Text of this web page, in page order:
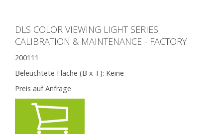
DLS COLOR VIEWING LIGHT SERIES
CALIBRATION & MAINTENANCE - FACTORY
200111
Beleuchtete Fläche (B x T): Keine
Preis auf Anfrage